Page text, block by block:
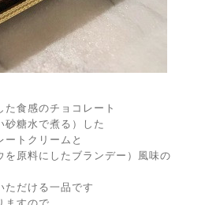
食感のチョコレート
砂糖水で煮る）した
ートクリームと
を原料にしたブランデー）風味の
ただける一品です